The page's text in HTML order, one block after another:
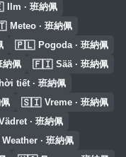
Ilm · 班納佩
Meteo · 班納佩
🇵🇱 Pogoda · 班納佩
納佩 🇫🇮 Sää · 班納佩
tiết · 班納佩
🇸🇮 Vreme · 班納佩
· 班納佩
Weather · 班納佩